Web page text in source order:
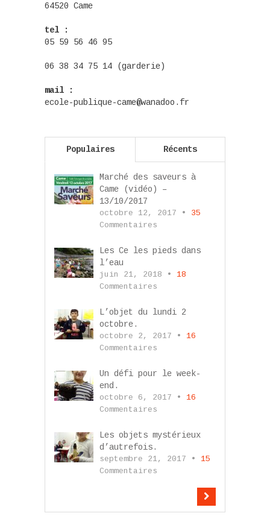
64520 Came
tel :
05 59 56 46 95
06 38 34 75 14 (garderie)
mail :
ecole-publique-came@wanadoo.fr
Populaires Récents
Marché des saveurs à
Came (vidéo) –
13/10/2017
octobre 12, 2017 • 35
Commentaires
Les Ce les pieds dans
l’eau
juin 21, 2018 • 18
Commentaires
L’objet du lundi 2
octobre.
octobre 2, 2017 • 16
Commentaires
Un défi pour le week-
end.
octobre 6, 2017 • 16
Commentaires
Les objets mystérieux
d’autrefois.
septembre 21, 2017 • 15
Commentaires